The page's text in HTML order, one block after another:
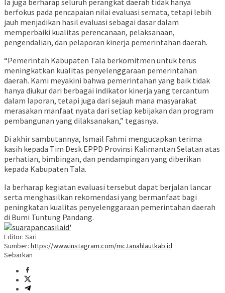
Ia juga berharap seluruh perangkat daerah tidak hanya
berfokus pada pencapaian nilai evaluasi semata, tetapi lebih
jauh menjadikan hasil evaluasi sebagai dasar dalam
memperbaiki kualitas perencanaan, pelaksanaan,
pengendalian, dan pelaporan kinerja pemerintahan daerah.
“Pemerintah Kabupaten Tala berkomitmen untuk terus
meningkatkan kualitas penyelenggaraan pemerintahan
daerah. Kami meyakini bahwa pemerintahan yang baik tidak
hanya diukur dari berbagai indikator kinerja yang tercantum
dalam laporan, tetapi juga dari sejauh mana masyarakat
merasakan manfaat nyata dari setiap kebijakan dan program
pembangunan yang dilaksanakan,” tegasnya.
Di akhir sambutannya, Ismail Fahmi mengucapkan terima
kasih kepada Tim Desk EPPD Provinsi Kalimantan Selatan atas
perhatian, bimbingan, dan pendampingan yang diberikan
kepada Kabupaten Tala.
Ia berharap kegiatan evaluasi tersebut dapat berjalan lancar
serta menghasilkan rekomendasi yang bermanfaat bagi
peningkatan kualitas penyelenggaraan pemerintahan daerah
di Bumi Tuntung Pandang.
Editor: Sari
Sumber: https://www.instagram.com/mc.tanahlautkab.id
Sebarkan